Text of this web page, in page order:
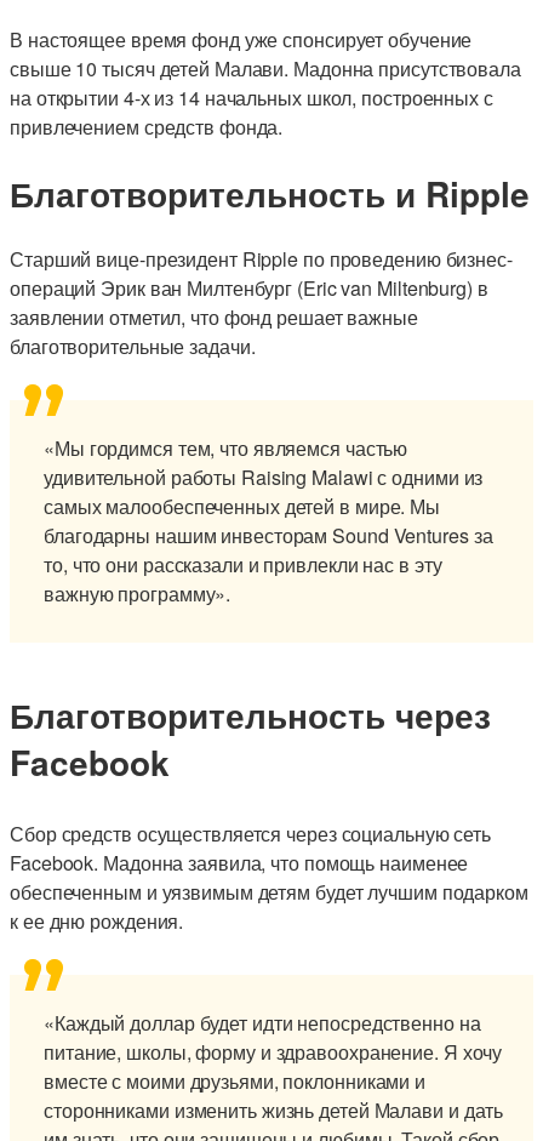
В настоящее время фонд уже спонсирует обучение
свыше 10 тысяч детей Малави. Мадонна присутствовала
на открытии 4-х из 14 начальных школ, построенных с
привлечением средств фонда.
Благотворительность и Ripple
Старший вице-президент Ripple по проведению бизнес-
операций Эрик ван Милтенбург (Eric van Miltenburg) в
заявлении отметил, что фонд решает важные
благотворительные задачи.
«Мы гордимся тем, что являемся частью
удивительной работы Raising Malawi с одними из
самых малообеспеченных детей в мире. Мы
благодарны нашим инвесторам Sound Ventures за
то, что они рассказали и привлекли нас в эту
важную программу».
Благотворительность через
Facebook
Сбор средств осуществляется через социальную сеть
Facebook. Мадонна заявила, что помощь наименее
обеспеченным и уязвимым детям будет лучшим подарком
к ее дню рождения.
«Каждый доллар будет идти непосредственно на
питание, школы, форму и здравоохранение. Я хочу
вместе с моими друзьями, поклонниками и
сторонниками изменить жизнь детей Малави и дать